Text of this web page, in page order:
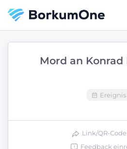
Mord an
Ereignis
Link/QR-
Feedback